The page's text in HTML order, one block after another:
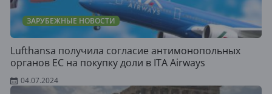
ЗАРУБЕЖНЫЕ НОВОСТИ
Lufthansa получила согласие антимонопольных
органов ЕС на покупку доли в ITA Airways
04.07.2024